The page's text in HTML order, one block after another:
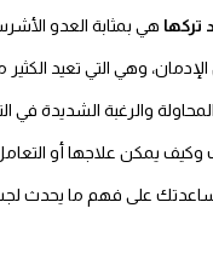
تركها هي بمثابة العدو
وهي التي تعيد
والرغبة الشديدة في
وكيف يمكن علاجها أو
على فهم ما يحدث